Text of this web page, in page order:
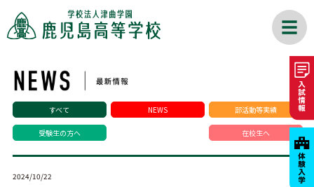
すべて NEWS 部活動等実績
受験生の方へ 在校生へ
2024/10/22